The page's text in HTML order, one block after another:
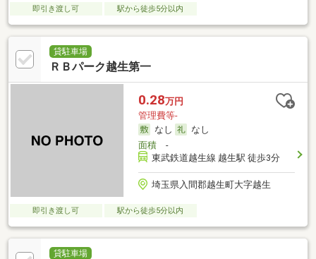
即引き渡し可 駅から徒歩5分以内
貸駐車場
ＲＢパーク越生第一
0.28万円
管理費等-
なし
なし
面積-
東武鉄道越生線 越生駅 徒歩3分
埼玉県入間郡越生町大字越生
即引き渡し可 駅から徒歩5分以内
貸駐車場